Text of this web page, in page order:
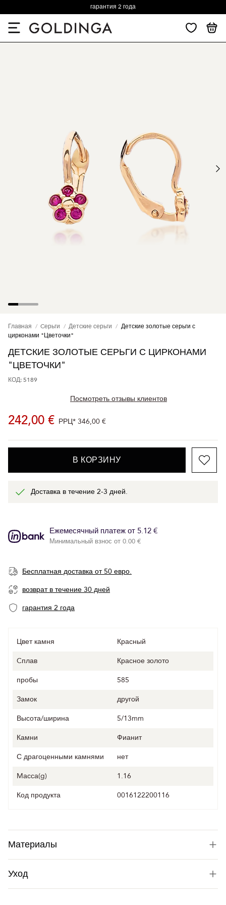
гарантия 2 года
Главная Cерьги Детские серьги
Детские золотые серьги с
цирконами "Цветочки"
ДЕТСКИЕ ЗОЛОТЫЕ СЕРЬГИ С ЦИРКОНАМИ
"ЦВЕТОЧКИ"
КОД: 5189
Посмотреть отзывы клиентов
242,00 € РРЦ* 346,00 €
В КОРЗИНУ
Доставка в течение 2-3 дней.
Ежемесячный платеж от 5.12 €
Минимальный взнос от 0.00 €
Бесплатная доставка от 50 евро.
возврат в течение 30 дней
гарантия 2 года
Цвет камня
Красный
Cплав
Красное золото
пробы
585
Замок
другой
Высота/ширина
5/13mm
Камни
Фианит
С драгоценными камнями
нет
Mасса(g)
1.16
Код продукта
0016122200116
Материалы
Уход